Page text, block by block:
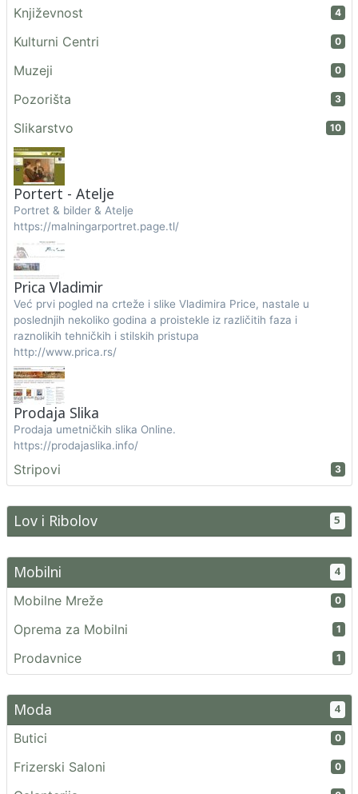
Književnost 4
Kulturni Centri 0
Muzeji 0
Pozorišta 3
Slikarstvo 10
Portert - Atelje
Portret & bilder & Atelje
https://malningarportret.page.tl/
Prica Vladimir
Već prvi pogled na crteže i slike Vladimira Price, nastale u
poslednjih nekoliko godina a proistekle iz različitih faza i
raznolikih tehničkih i stilskih pristupa
http://www.prica.rs/
Prodaja Slika
Prodaja umetničkih slika Online.
https://prodajaslika.info/
Stripovi 3
Lov i Ribolov 5
Mobilni 4
Mobilne Mreže 0
Oprema za Mobilni 1
Prodavnice 1
Moda 4
Butici 0
Frizerski Saloni 0